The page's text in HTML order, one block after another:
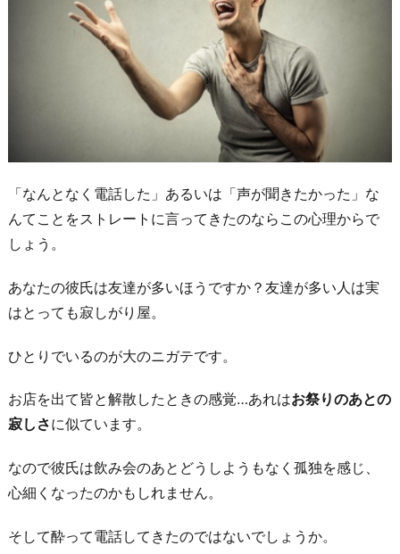
2.
彼
女
の
応
方
2
1.
「なんとなく電話した」あるいは「声が聞きたかった」な
んてことをストレートに言ってきたのならこの心理からで
しょう。
あなたの彼氏は友達が多いほうですか？友達が多い人は実
はとっても寂しがり屋。
ひとりでいるのが大のニガテです。
お店を出て皆と解散したときの感覚…あれはお祭りのあとの
寂しさに似ています。
なので彼氏は飲み会のあとどうしようもなく孤独を感じ、
心細くなったのかもしれません。
そして酔って電話してきたのではないでしょうか。